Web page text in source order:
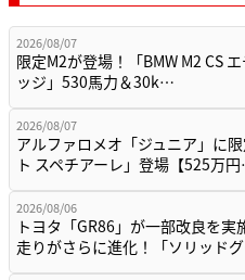
2026/08/07
限定M2が登場！「BMW M2 CS
ッジ」530馬力＆30k…
2026/08/07
アルファロメオ「ジュニア」に
ト スペチアーレ」登場【525万
2026/08/06
トヨタ「GR86」が一部改良を実
走りがさらに進化！「ソリッド